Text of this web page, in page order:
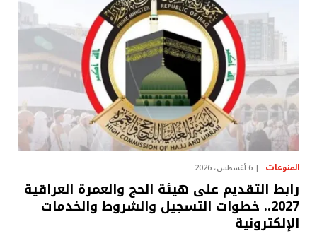
المنوعات 6 أغسطس، 2026
رابط التقديم على هيئة الحج والعمرة العراقية
2027.. خطوات التسجيل والشروط والخدمات
الإلكترونية